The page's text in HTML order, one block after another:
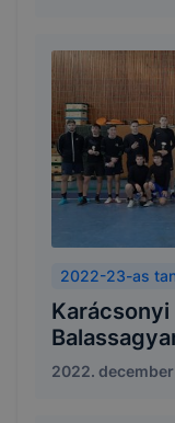
2022-23-as
2022. december